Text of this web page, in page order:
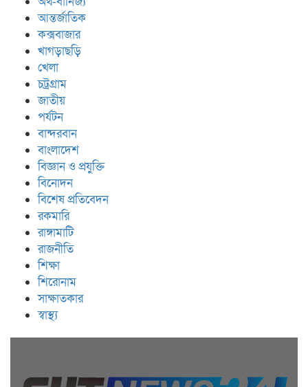
আন্তর্জাতিক
কক্সবাজার
খাগড়াছড়ি
খেলা
চট্রগ্রাম
জাতীয়
পর্যটন
বান্দরবান
বাংলাদেশ
বিজ্ঞান ও প্রযুক্তি
বিনোদন
বিশেষ প্রতিবেদন
রকমারি
রাঙ্গামাটি
রাজনীতি
শিক্ষা
শিরোনাম
সাক্ষাতকার
স্বাস্থ্য